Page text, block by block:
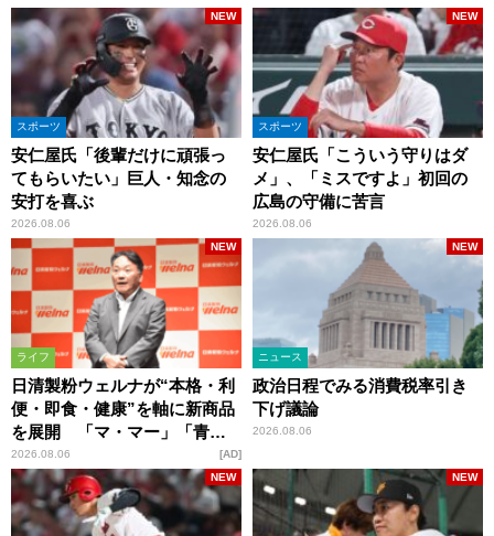
スポーツ
安仁屋氏「後輩だけに頑張っ
てもらいたい」巨人・知念の
安打を喜ぶ
2026.08.06
NEW
スポーツ
安仁屋氏「こういう守りはダ
メ」、「ミスですよ」初回の
広島の守備に苦言
2026.08.06
NEW
ライフ
日清製粉ウェルナが“本格・利
便・即食・健康”を軸に新商品
を展開 「マ・マー」「青の
洞窟」ブランドを強化
2026.08.06
NEW
AD
ニュース
政治日程でみる消費税率引き
下げ議論
2026.08.06
NEW
NEW NEW